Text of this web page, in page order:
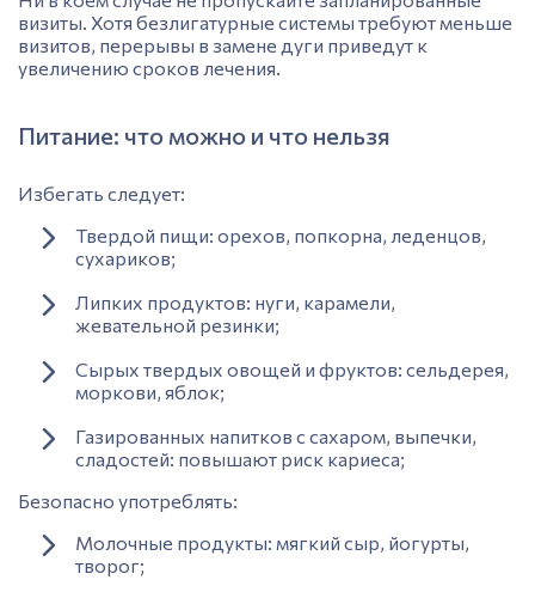
визиты. Хотя безлигатурные системы требуют меньше
визитов, перерывы в замене дуги приведут к
увеличению сроков лечения.
Питание: что можно и что нельзя
Избегать следует:
Твердой пищи: орехов, попкорна, леденцов,
сухариков;
Липких продуктов: нуги, карамели,
жевательной резинки;
Сырых твердых овощей и фруктов: сельдерея,
моркови, яблок;
Газированных напитков с сахаром, выпечки,
сладостей: повышают риск кариеса;
Безопасно употреблять:
Молочные продукты: мягкий сыр, йогурты,
творог;